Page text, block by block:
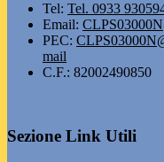
Tel: Tel. 0933
Email:
PEC:
mail
C.F.: 82002490850
Sezione Link Utili